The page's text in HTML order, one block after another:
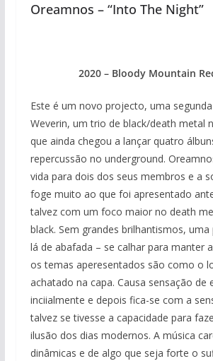
Oreamnos – “Into The Night”
2020 – Bloody Mountain
Este é um novo projecto, uma
Weverin, um trio de black/death metal
que ainda chegou a lançar quatro
repercussão no underground.
vida para dois dos seus membros e a
foge muito ao que foi apresentado
talvez com um foco maior no death
black. Sem grandes brilhantismos,
lá de abafada – se calhar para manter
os temas aperesentados são como o
achatado na capa. Causa sensação de
inciialmente e depois fica-se com a
talvez se tivesse a capacidade para
ilusão dos dias modernos. A música
dinâmicas e de algo que seja forte o